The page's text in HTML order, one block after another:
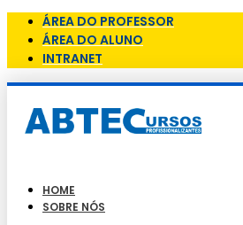
ÁREA DO PROFESSOR
ÁREA DO ALUNO
INTRANET
HOME
SOBRE NÓS